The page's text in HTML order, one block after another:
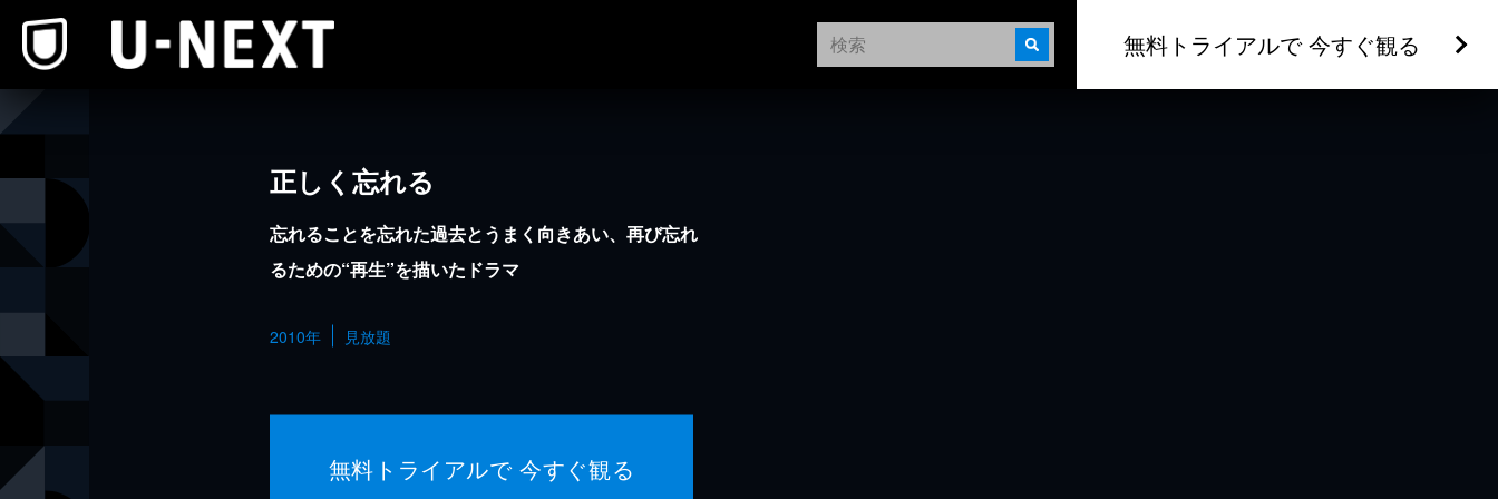
無料トライアルで 今すぐ観る
正しく忘れる
忘れることを忘れた過去とうまく向きあい、再び忘れ
るための“再生”を描いたドラマ
2010年 見放題
無料トライアルで 今すぐ観る